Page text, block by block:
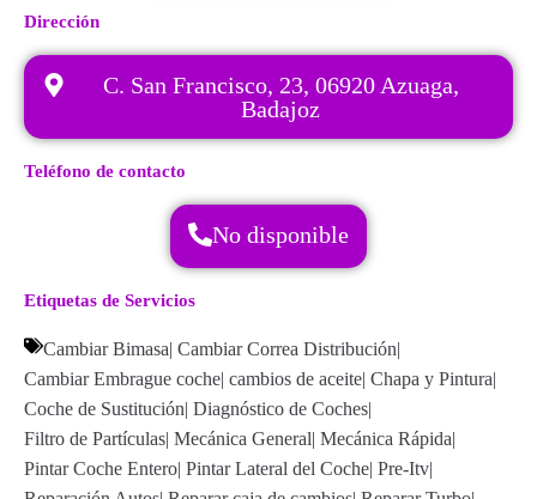
Dirección
C. San Francisco, 23, 06920 Azuaga,
Badajoz
Teléfono de contacto
No disponible
Etiquetas de Servicios
Cambiar Bimasa| Cambiar Correa Distribución|
Cambiar Embrague coche| cambios de aceite| Chapa y Pintura|
Coche de Sustitución| Diagnóstico de Coches|
Filtro de Partículas| Mecánica General| Mecánica Rápida|
Pintar Coche Entero| Pintar Lateral del Coche| Pre-Itv|